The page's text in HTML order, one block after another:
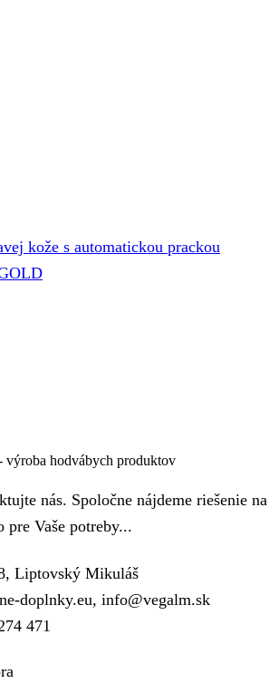
kože s automatickou prackou
nás. Spoločne nájdeme riešenie na
pre Vaše potreby...
Liptovský Mikuláš
doplnky.eu, info@vegalm.sk
471